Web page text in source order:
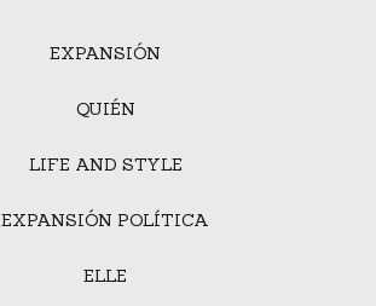
EXPANSIÓN
QUIÉN
LIFE AND STYLE
EXPANSIÓN POLÍTICA
ELLE